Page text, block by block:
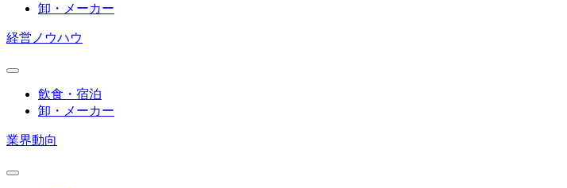
卸・メーカー
経営ノウハウ
飲食・宿泊
卸・メーカー
業界動向